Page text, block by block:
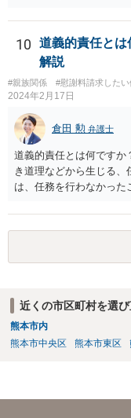
わせをしていただく必要
10
道義的責任と
解説
#親族関係 #慰謝料請求したい
2024年2月17日
倉田 勲 弁護士
道義的責任とは何です
き道理などから生じる
は、任務を行わなかっ
則はありませんが、道義
を無くす、不遇を受ける
近くの市区町村を選
熊本市内
熊本市中央区
熊本市東区